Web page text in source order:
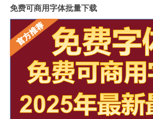
免费可商用字体批量下载